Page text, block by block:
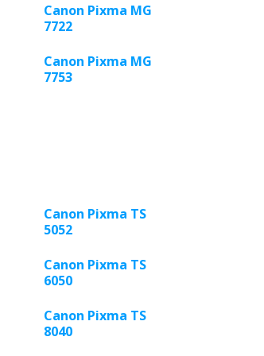
Canon Pixma MG
7722
Canon Pixma MG
7753
Canon Pixma TS
5052
Canon Pixma TS
6050
Canon Pixma TS
8040